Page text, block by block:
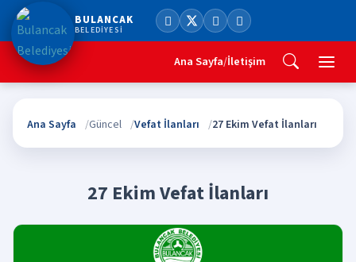
BULANCAK
BELEDİYESİ
Ana Sayfa/İletişim
Ana Sayfa Güncel Vefat İlanları 27 Ekim Vefat İlanları
27 Ekim Vefat İlanları